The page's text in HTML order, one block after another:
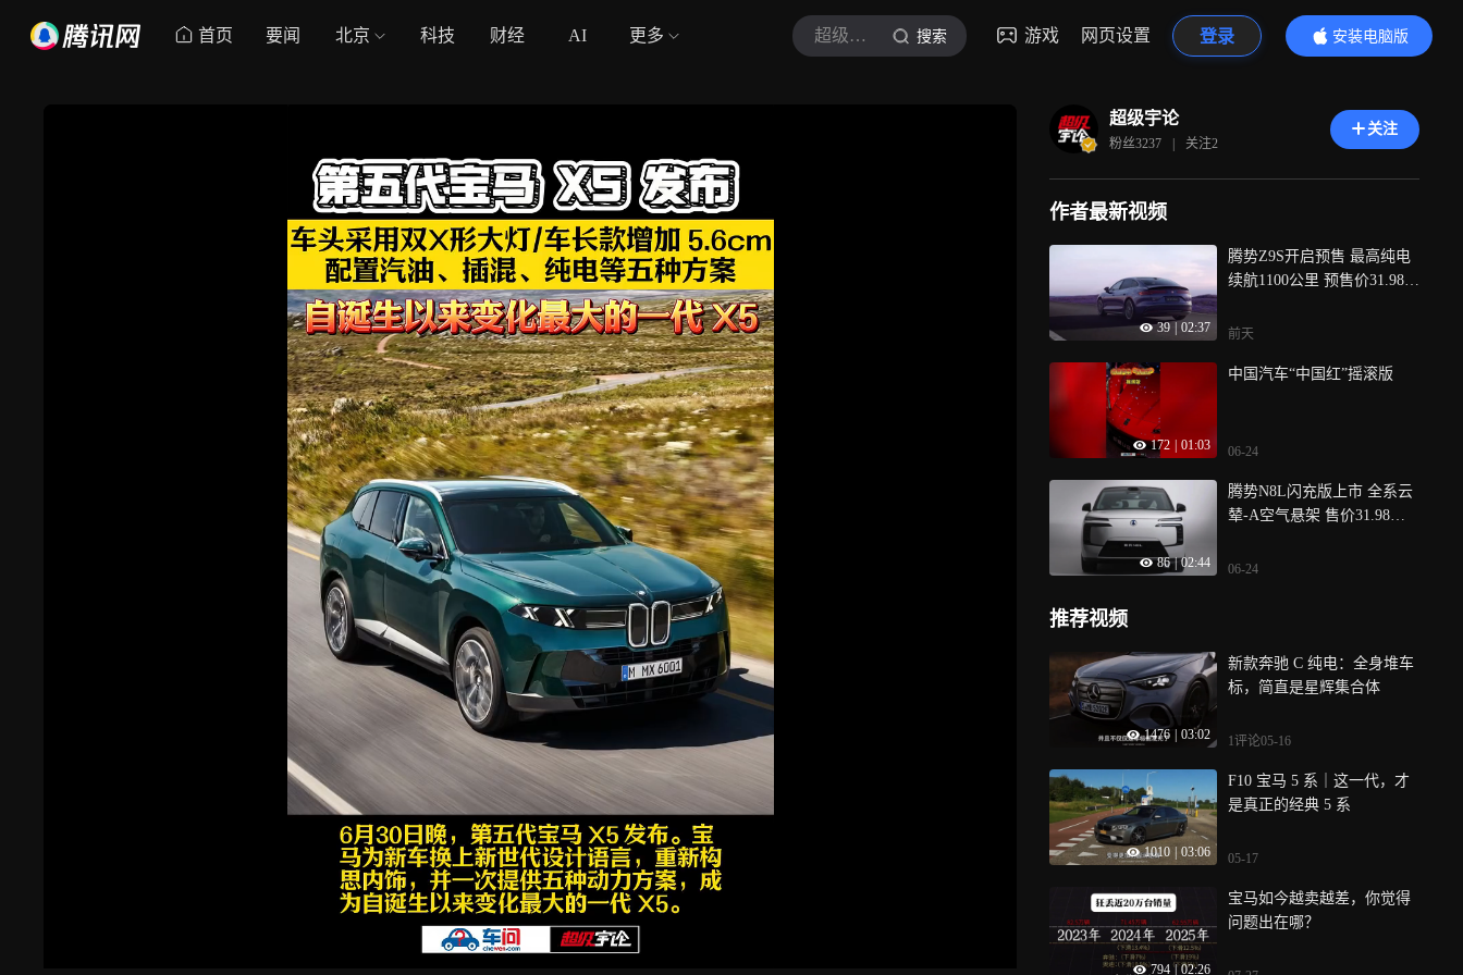
首页 要闻 北京 科技 财经 AI 更多 超级宇论 搜索 游戏 网页设置 登录
安装电脑版
内容更精彩
超级宇论
粉丝3237 | 关注2
关注
作者最新视频
39 02:37
腾势Z9S开启预售 最高纯电
续航1100公里 预售价31.98万
前天
172 01:03
中国汽车“中国红”摇滚版
06-24
86 | 02:44
腾势N8L闪充版上市 全系云
辇-A空气悬架 售价31.98万-3
06-24
推荐视频
1476 03:02
新款奔驰 C 纯电：全身堆车
标，简直是星辉集合体
1评论05-16
1010 03:06
F10 宝马 5 系｜这一代，才
是真正的经典 5 系
05-17
794 02:26
宝马如今越卖越差，你觉得
问题出在哪？